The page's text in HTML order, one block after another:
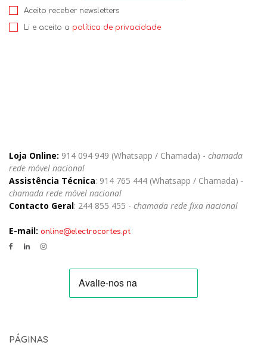
Aceito receber newsletters
Li e aceito a política de privacidade
Loja Online: 914 094 949 (Whatsapp / Chamada) - chamada
rede móvel nacional
Assistência Técnica: 914 765 444 (Whatsapp / Chamada) -
chamada rede móvel nacional
Contacto Geral: 244 855 455 - chamada rede fixa nacional
E-mail: online@electrocortes.pt
PÁGINAS